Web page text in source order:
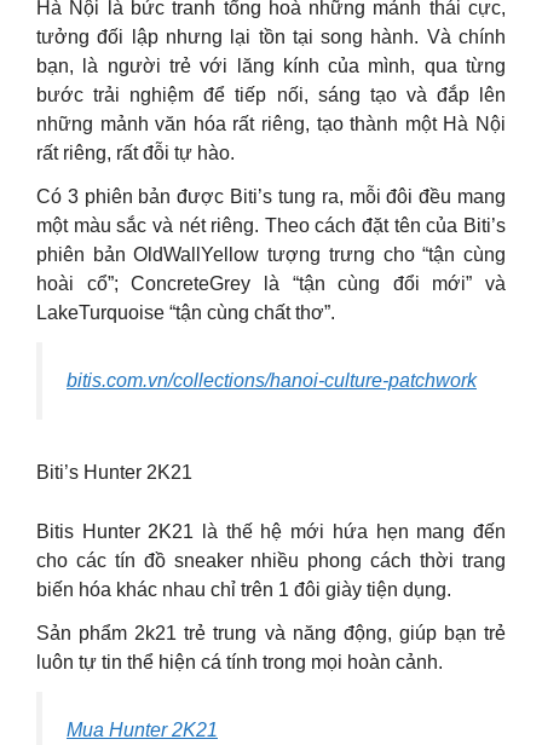
Hà Nội là bức tranh tổng hoà những mảnh thái cực,
tưởng đối lập nhưng lại tồn tại song hành. Và chính
bạn, là người trẻ với lăng kính của mình, qua từng
bước trải nghiệm để tiếp nối, sáng tạo và đắp lên
những mảnh văn hóa rất riêng, tạo thành một Hà Nội
rất riêng, rất đỗi tự hào.
Có 3 phiên bản được Biti’s tung ra, mỗi đôi đều mang
một màu sắc và nét riêng. Theo cách đặt tên của Biti’s
phiên bản OldWallYellow tượng trưng cho “tận cùng
hoài cổ”; ConcreteGrey là “tận cùng đổi mới” và
LakeTurquoise “tận cùng chất thơ”.
bitis.com.vn/collections/hanoi-culture-patchwork
Biti’s Hunter 2K21
Bitis Hunter 2K21 là thế hệ mới hứa hẹn mang đến
cho các tín đồ sneaker nhiều phong cách thời trang
biến hóa khác nhau chỉ trên 1 đôi giày tiện dụng.
Sản phẩm 2k21 trẻ trung và năng động, giúp bạn trẻ
luôn tự tin thể hiện cá tính trong mọi hoàn cảnh.
Mua Hunter 2K21